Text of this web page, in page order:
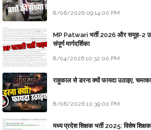
8/06/2026 09:14:00 PM
MP Patwari भर्ती 2026 और समूह-2
संपूर्ण मार्गदर्शिका
8/04/2026 10:32:00 PM
राहुकाल से डरना क्यों फायदा उठाइए,
8/06/2026 10:39:00 PM
मध्य प्रदेश शिक्षक भर्ती 2025: विशेष शिक्षक